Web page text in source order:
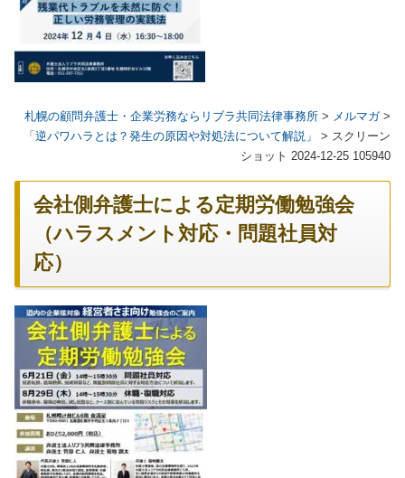
札幌の顧問弁護士・企業労務ならリブラ共同法律事務所 > メルマガ>
「逆パワハラとは？発生の原因や対処法について解説」
> スクリーン
ショット 2024-12-25 105940
会社側弁護士による定期労働勉強会
（ハラスメント対応・問題社員対
応）